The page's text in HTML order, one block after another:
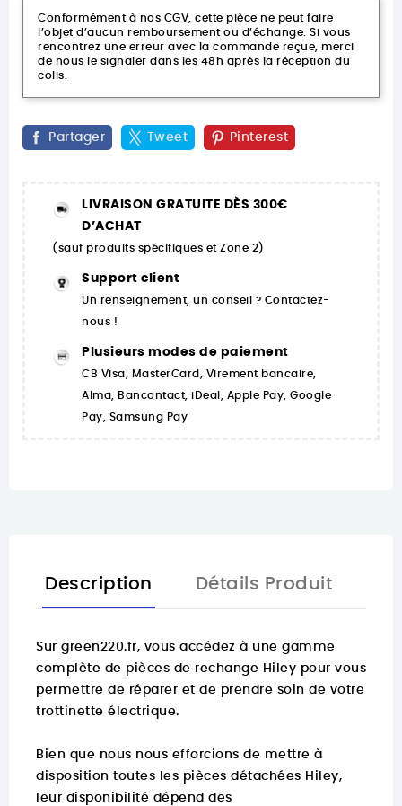
Conformément à nos CGV, cette pièce ne peut faire
l’objet d’aucun remboursement ou d’échange. Si vous
rencontrez une erreur avec la commande reçue, merci
de nous le signaler dans les 48h après la réception du
colis.
Partager Tweet Pinterest
LIVRAISON GRATUITE DÈS 300€
D’ACHAT
(sauf produits spécifiques et Zone 2)
Support client
Un renseignement, un conseil ? Contactez-
nous !
Plusieurs modes de paiement
CB Visa, MasterCard, Virement bancaire,
Alma, Bancontact, iDeal, Apple Pay, Google
Pay, Samsung Pay
Description Détails Produit
Sur green220.fr, vous accédez à une gamme
complète de pièces de rechange Hiley pour vous
permettre de réparer et de prendre soin de votre
trottinette électrique.
Bien que nous nous efforcions de mettre à
disposition toutes les pièces détachées Hiley,
leur disponibilité dépend des